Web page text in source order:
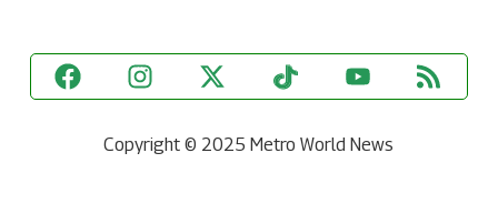
Copyright © 2025 Metro World News